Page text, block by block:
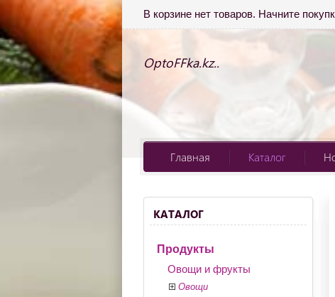
В корзине нет товаров. Начните
OptoFFka.kz..
Главная Каталог
КАТАЛОГ
Продукты
Овощи и фрукты
Овощи